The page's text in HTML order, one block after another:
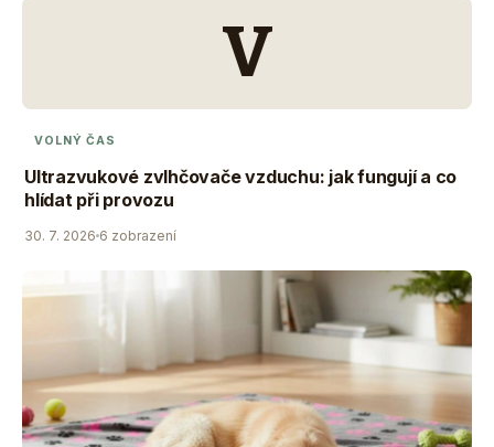
V
VOLNÝ ČAS
Ultrazvukové zvlhčovače vzduchu: jak fungují a co
hlídat při provozu
30. 7. 2026 6 zobrazení